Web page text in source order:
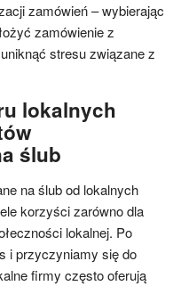
zamówień – wybierając
zamówienie z
stresu związane z
lokalnych
ślub
na ślub od lokalnych
korzyści zarówno dla
lokalnej. Po
i przyczyniamy się do
firmy często oferują